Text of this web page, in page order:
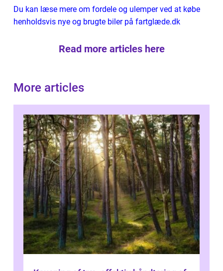
Du kan læse mere om fordele og ulemper ved at købe
henholdsvis nye og brugte biler på fartglæde.dk
Read more articles here
More articles